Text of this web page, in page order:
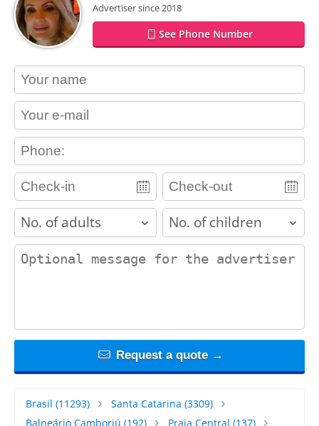
Advertiser since 2018
See Phone Number
contact_name
contact_email
contact_phone
adults children
contact_message
Request a quote →
Brasil (11293) Santa Catarina (3309)
Balneário Camboriú (192) Praia Central (137)